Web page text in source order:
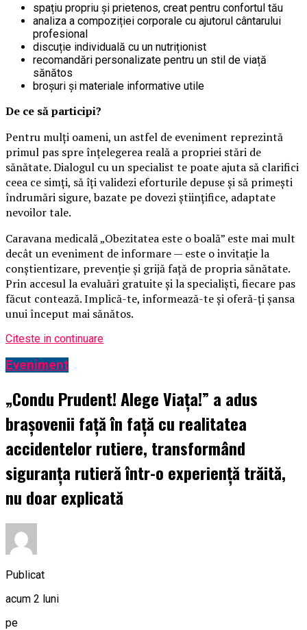
spațiu propriu și prietenos, creat pentru confortul tău
analiza a compoziției corporale cu ajutorul cântarului
profesional
discuție individuală cu un nutriționist
recomandări personalizate pentru un stil de viață
sănătos
broșuri și materiale informative utile
De ce să participi?
Pentru mulți oameni, un astfel de eveniment reprezintă
primul pas spre înțelegerea reală a propriei stări de
sănătate. Dialogul cu un specialist te poate ajuta să clarifici
ceea ce simți, să îți validezi eforturile depuse și să primești
îndrumări sigure, bazate pe dovezi științifice, adaptate
nevoilor tale.
Caravana medicală „Obezitatea este o boală” este mai mult
decât un eveniment de informare — este o invitație la
conștientizare, prevenție și grijă față de propria sănătate.
Prin accesul la evaluări gratuite și la specialiști, fiecare pas
făcut contează. Implică-te, informează-te și oferă-ți șansa
unui început mai sănătos.
Citeste in continuare
Eveniment
„Condu Prudent! Alege Viața!” a adus
brașovenii față în față cu realitatea
accidentelor rutiere, transformând
siguranța rutieră într-o experiență trăită,
nu doar explicată
Publicat
acum 2 luni
pe